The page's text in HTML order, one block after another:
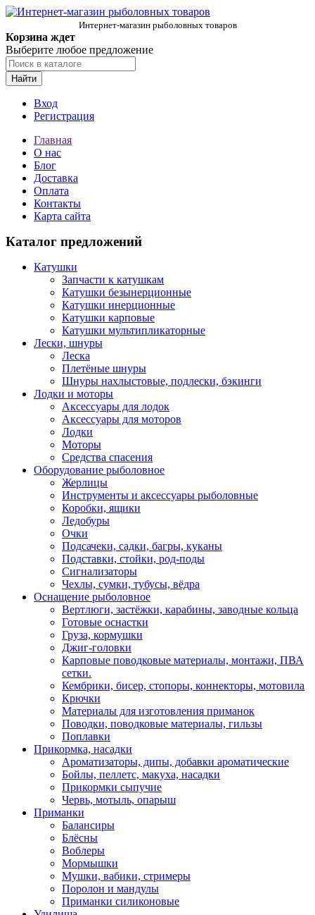
Интернет-магазин рыболовных товаров
Корзина ждет
Выберите любое предложение
Найти
Вход
Регистрация
Главная
О нас
Блог
Доставка
Оплата
Контакты
Карта сайта
Каталог предложений
Катушки
Запчасти к катушкам
Катушки безынерционные
Катушки инерционные
Катушки карповые
Катушки мультипликаторные
Лески, шнуры
Леска
Плетёные шнуры
Шнуры нахлыстовые, подлески, бэкинги
Лодки и моторы
Аксессуары для лодок
Аксессуары для моторов
Лодки
Моторы
Средства спасения
Оборудование рыболовное
Жерлицы
Инструменты и аксессуары рыболовные
Коробки, ящики
Ледобуры
Очки
Подсачеки, садки, багры, куканы
Подставки, стойки, род-поды
Сигнализаторы
Чехлы, сумки, тубусы, вёдра
Оснащение рыболовное
Вертлюги, застёжки, карабины, заводные кольца
Готовые оснастки
Груза, кормушки
Джиг-головки
Карповые поводковые материалы, монтажи, ПВА
сетки.
Кембрики, бисер, стопоры, коннекторы, мотовила
Крючки
Материалы для изготовления приманок
Поводки, поводковые материалы, гильзы
Поплавки
Прикормка, насадки
Ароматизаторы, дипы, добавки ароматические
Бойлы, пеллетс, макуха, насадки
Прикормки сыпучие
Червь, мотыль, опарыш
Приманки
Балансиры
Блёсны
Воблеры
Мормышки
Мушки, вабики, стримеры
Поролон и мандулы
Приманки силиконовые